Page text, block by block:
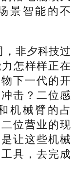
景智能的不
非夕科技过
怎样样正在
下一代的开
击？二位感
机械臂的占
位营业的现
让这些机械
具，去完成